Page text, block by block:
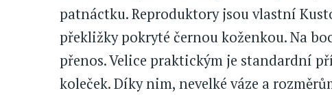
patnáctku. Reproduktory jsou vlastní
překližky pokryté černou koženkou. Na
přenos. Velice praktickým je standardní
koleček. Díky nim, nevelké váze a